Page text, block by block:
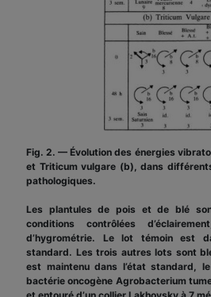
Fig. 2. — Évolution des énergies
et Triticum vulgare (b), dans
pathologiques.
Les plantules de pois et de blé
conditions contrôlées
d’hygrométrie. Le lot témoin est
standard. Les trois autres lots sont
est maintenu dans l’état standard,
bactérie oncogène Agrobacterium